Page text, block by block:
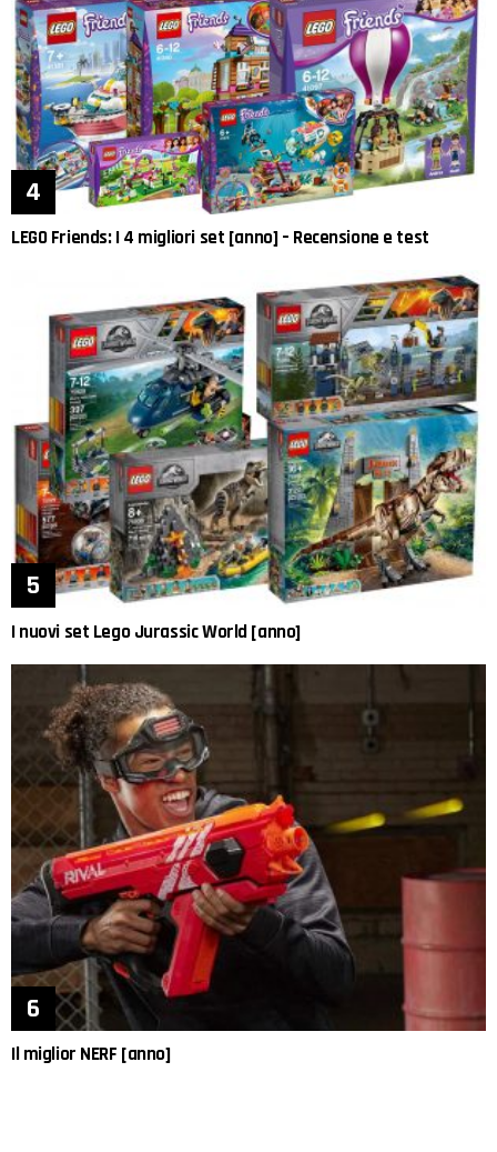
LEGO Friends: I 4 migliori set [anno] – Recensione e test
I nuovi set Lego Jurassic World [anno]
Il miglior NERF [anno]